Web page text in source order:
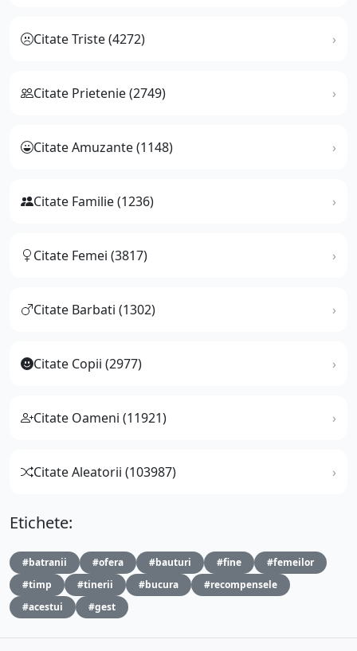
Citate Triste (4272)
Citate Prietenie (2749)
Citate Amuzante (1148)
Citate Familie (1236)
Citate Femei (3817)
Citate Barbati (1302)
Citate Copii (2977)
Citate Oameni (11921)
Citate Aleatorii (103987)
Etichete:
#batranii #ofera #bauturi #fine
#femeilor
#timp
#tinerii #bucura
#recompensele
#acestui
#gest